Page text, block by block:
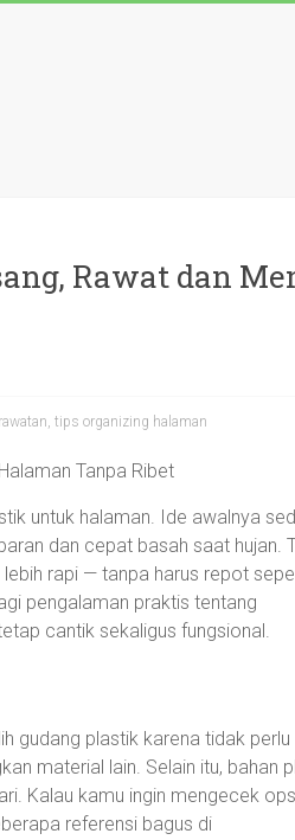
Rawat dan
tips organizing halaman
Tanpa Ribet
untuk halaman. Ide awalnya
dan cepat basah saat hujan.
rapi — tanpa harus repot
pengalaman praktis tentang
cantik sekaligus fungsional.
gudang plastik karena tidak perlu
material lain. Selain itu, bahan
Kalau kamu ingin mengecek
referensi bagus di